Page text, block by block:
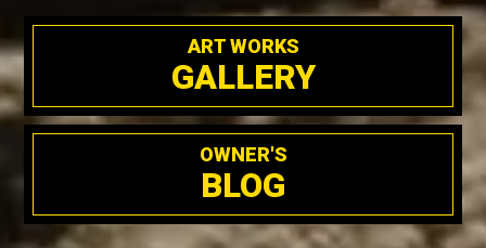
ART WORKS
GALLERY
OWNER'S
BLOG